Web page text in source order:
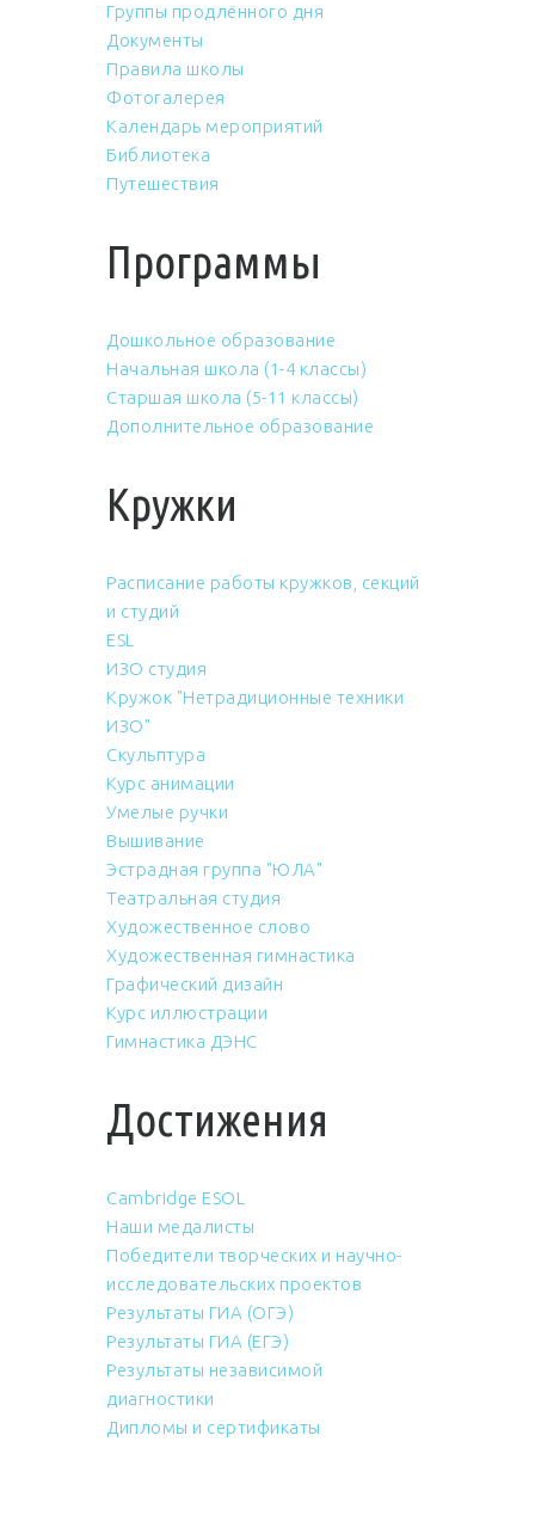
Группы продлённого дня
Документы
Правила школы
Фотогалерея
Календарь мероприятий
Библиотека
Путешествия
Программы
Дошкольное образование
Начальная школа (1-4 классы)
Старшая школа (5-11 классы)
Дополнительное образование
Кружки
Расписание работы кружков, секций
и студий
ESL
ИЗО студия
Кружок "Нетрадиционные техники
ИЗО"
Скульптура
Курс анимации
Умелые ручки
Вышивание
Эстрадная группа "ЮЛА"
Театральная студия
Художественное слово
Художественная гимнастика
Графический дизайн
Курс иллюстрации
Гимнастика ДЭНС
Достижения
Cambridge ESOL
Наши медалисты
Победители творческих и научно-
исследовательских проектов
Результаты ГИА (ОГЭ)
Результаты ГИА (ЕГЭ)
Результаты независимой
диагностики
Дипломы и сертификаты